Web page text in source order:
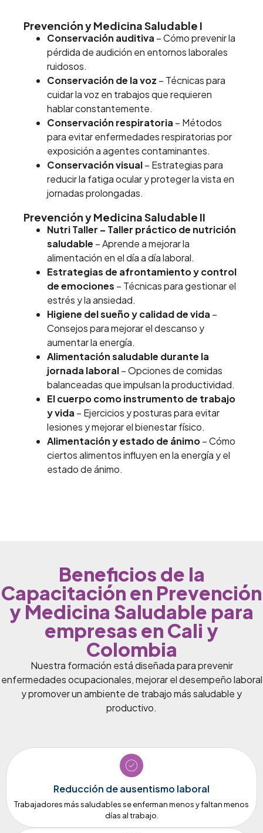
Prevención y Medicina Saludable I
Conservación auditiva – Cómo prevenir la
pérdida de audición en entornos laborales
ruidosos.
Conservación de la voz – Técnicas para
cuidar la voz en trabajos que requieren
hablar constantemente.
Conservación respiratoria – Métodos
para evitar enfermedades respiratorias por
exposición a agentes contaminantes.
Conservación visual– Estrategias para
reducir la fatiga ocular y proteger la vista en
jornadas prolongadas.
Prevención y Medicina Saludable II
Nutri Taller – Taller práctico de nutrición
saludable – Aprende a mejorar la
alimentación en el día a día laboral.
Estrategias de afrontamiento y control
de emociones – Técnicas para gestionar el
estrés y la ansiedad.
Higiene del sueño y calidad de vida –
Consejos para mejorar el descanso y
aumentar la energía.
Alimentación saludable durante la
jornada laboral– Opciones de comidas
balanceadas que impulsan la productividad.
El cuerpo como instrumento de trabajo
y vida – Ejercicios y posturas para evitar
lesiones y mejorar el bienestar físico.
Alimentación y estado de ánimo– Cómo
ciertos alimentos influyen en la energía y el
estado de ánimo.
Beneficios de la
Capacitación en Prevención
y Medicina Saludable para
empresas en Cali y
Colombia
Nuestra formación está diseñada para prevenir
enfermedades ocupacionales, mejorar el desempeño laboral
y promover un ambiente de trabajo más saludable y
productivo.
Reducción de ausentismo laboral
Trabajadores más saludables se enferman menos y faltan menos
días al trabajo.